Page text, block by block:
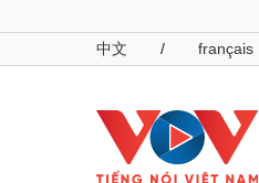
中文
/ français